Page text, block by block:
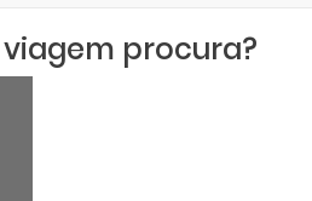
procura?